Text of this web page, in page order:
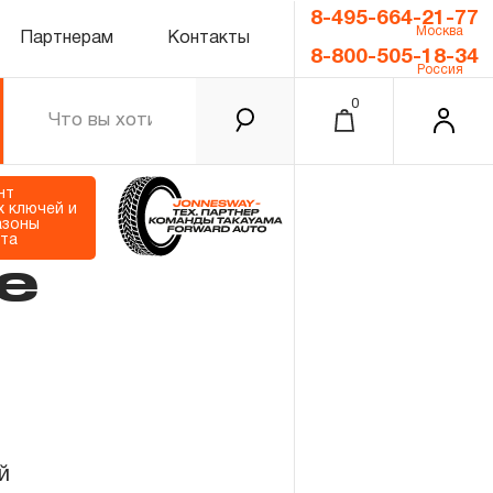
Партнерам Контакты
8-495-664-21-77
Москва
8-800-505-18-34
Россия
0
ключей и